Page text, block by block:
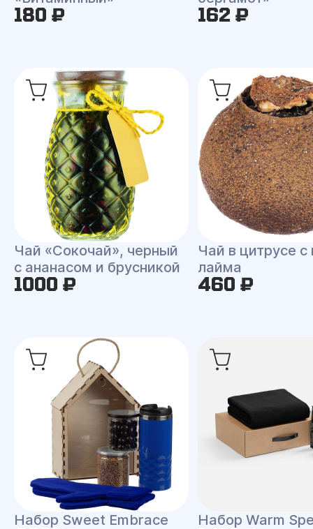
180 ₽ 162 ₽
Чай «Сокочай», черный
с ананасом и брусникой
1000 ₽
Чай в цитрусе
лайма
460 ₽
Набор Sweet Embrace Набор Warm